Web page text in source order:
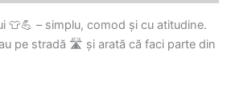
👕💪 – simplu, comod și cu atitudine.
pe stradă 🛣️ și arată că faci parte din